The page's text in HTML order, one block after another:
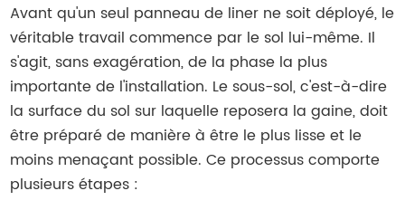
Avant qu'un seul panneau de liner ne soit déployé, le
véritable travail commence par le sol lui-même. Il
s'agit, sans exagération, de la phase la plus
importante de l'installation. Le sous-sol, c'est-à-dire
la surface du sol sur laquelle reposera la gaine, doit
être préparé de manière à être le plus lisse et le
moins menaçant possible. Ce processus comporte
plusieurs étapes :